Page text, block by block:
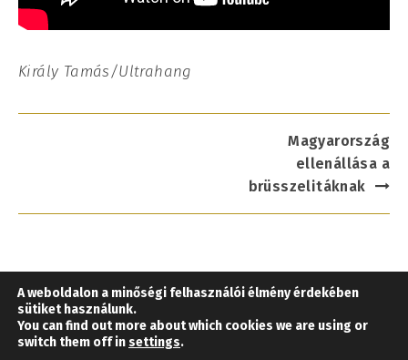
Király Tamás/Ultrahang
Magyarország
ellenállása a
brüsszelitáknak
Jogi nyilatkozat
A weboldalon a minőségi felhasználói élmény érdekében
sütiket használunk.
You can find out more about which cookies we are using or
switch them off insettings.